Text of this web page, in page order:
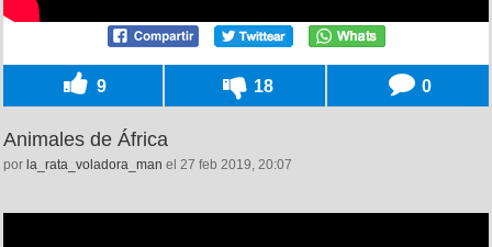
9 18 0
Animales de África
por la_rata_voladora_man el 27 feb 2019, 20:07